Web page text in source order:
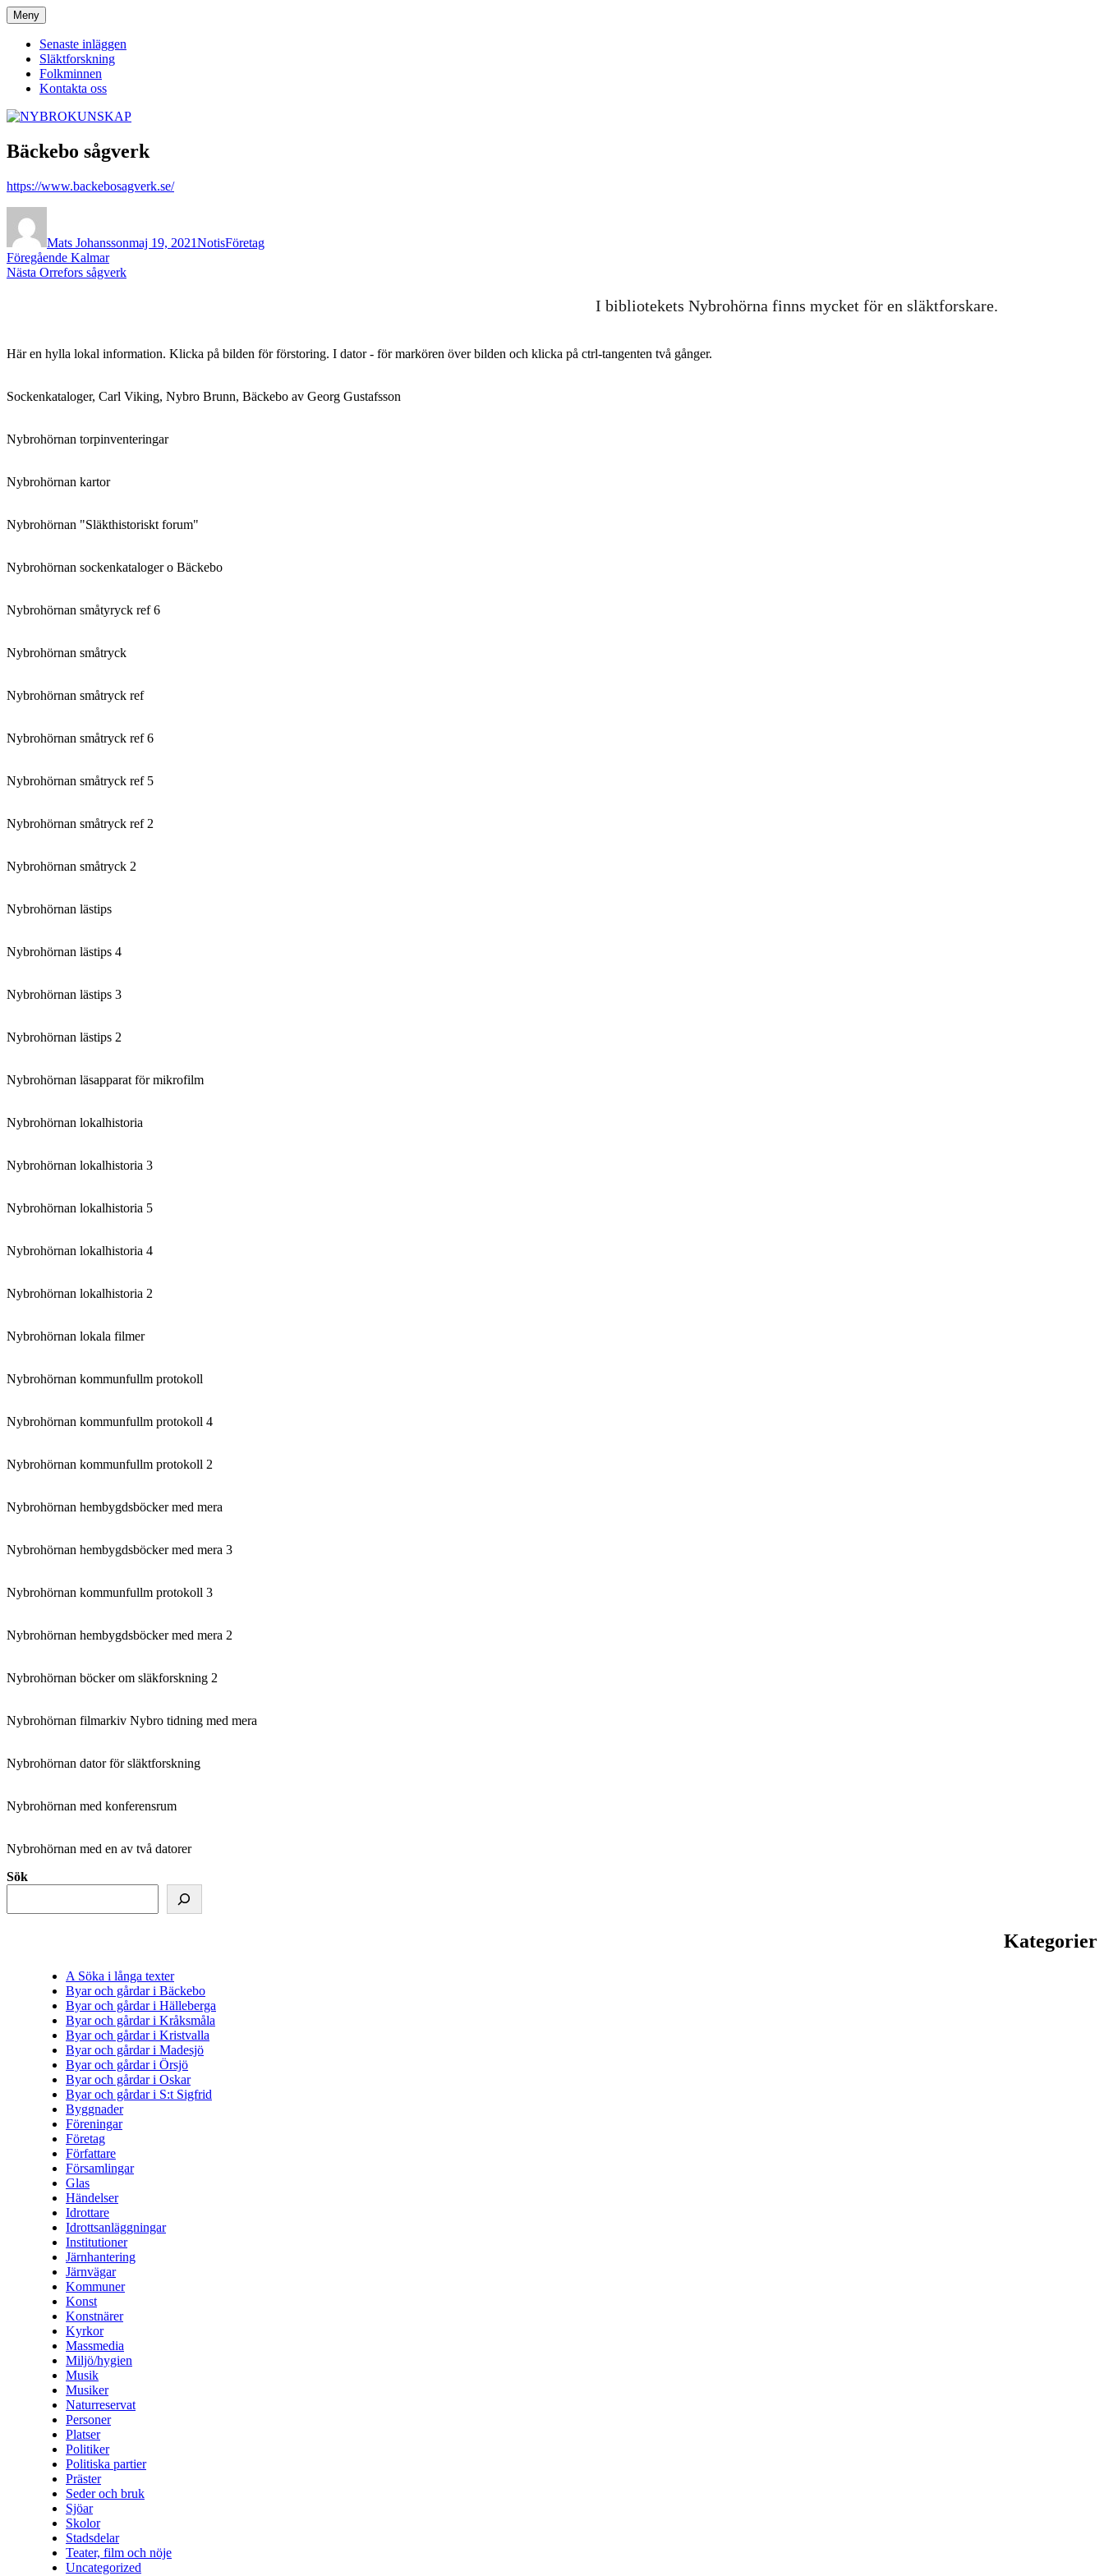
Hoppa
till
innehåll
NYBROKUNSKAP
Meny
Senaste inläggen
Släktforskning
Folkminnen
Kontakta oss
Bäckebo sågverk
https://www.backebosagverk.se/
Mats Johanssonmaj 19, 2021NotisFöretag
Inläggsnavigering
Föregående Föregående
inlägg:
Kalmar
Nästa Nästa
Orrefors sågverk
I bibliotekets Nybrohörna finns mycket för en släktforskare.
Här en hylla lokal information. Klicka på bilden för förstoring. I dator - för markören över bilden och klicka på ctrl-tangenten två gånger.
Sockenkataloger, Carl Viking, Nybro Brunn, Bäckebo av Georg Gustafsson
Nybrohörnan torpinventeringar
Nybrohörnan kartor
Nybrohörnan "Släkthistoriskt forum"
Nybrohörnan sockenkataloger o Bäckebo
Nybrohörnan småtyryck ref 6
Nybrohörnan småtryck
Nybrohörnan småtryck ref
Nybrohörnan småtryck ref 6
Nybrohörnan småtryck ref 5
Nybrohörnan småtryck ref 2
Nybrohörnan småtryck 2
Nybrohörnan lästips
Nybrohörnan lästips 4
Nybrohörnan lästips 3
Nybrohörnan lästips 2
Nybrohörnan läsapparat för mikrofilm
Nybrohörnan lokalhistoria
Nybrohörnan lokalhistoria 3
Nybrohörnan lokalhistoria 5
Nybrohörnan lokalhistoria 4
Nybrohörnan lokalhistoria 2
Nybrohörnan lokala filmer
Nybrohörnan kommunfullm protokoll
Nybrohörnan kommunfullm protokoll 4
Nybrohörnan kommunfullm protokoll 2
Nybrohörnan hembygdsböcker med mera
Nybrohörnan hembygdsböcker med mera 3
Nybrohörnan kommunfullm protokoll 3
Nybrohörnan hembygdsböcker med mera 2
Nybrohörnan böcker om släkforskning 2
Nybrohörnan filmarkiv Nybro tidning med mera
Nybrohörnan dator för släktforskning
Nybrohörnan med konferensrum
Nybrohörnan med en av två datorer
Sök
Kategorier
A Söka i långa texter
Byar och gårdar i Bäckebo
Byar och gårdar i Hälleberga
Byar och gårdar i Kråksmåla
Byar och gårdar i Kristvalla
Byar och gårdar i Madesjö
Byar och gårdar i Örsjö
Byar och gårdar i Oskar
Byar och gårdar i S:t Sigfrid
Byggnader
Föreningar
Företag
Författare
Församlingar
Glas
Händelser
Idrottare
Idrottsanläggningar
Institutioner
Järnhantering
Järnvägar
Kommuner
Konst
Konstnärer
Kyrkor
Massmedia
Miljö/hygien
Musik
Musiker
Naturreservat
Personer
Platser
Politiker
Politiska partier
Präster
Seder och bruk
Sjöar
Skolor
Stadsdelar
Teater, film och nöje
Uncategorized